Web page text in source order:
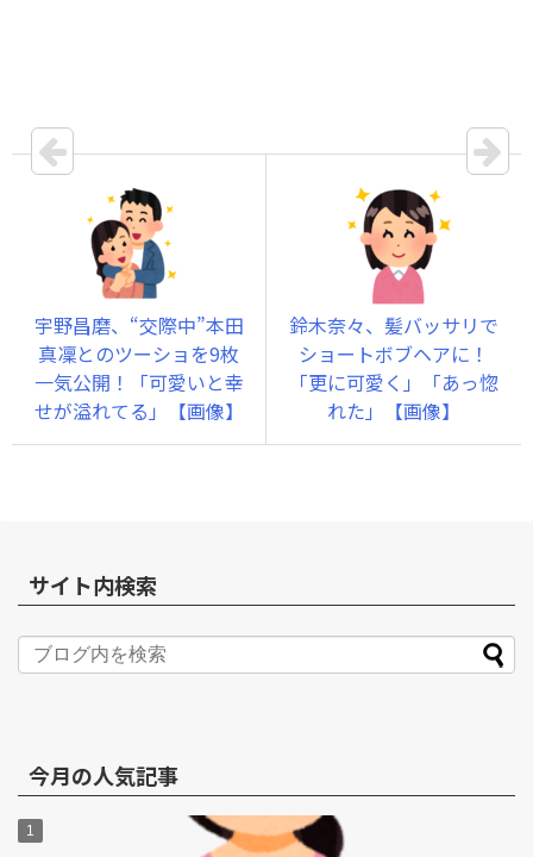
宇野昌磨、“交際中”本田
真凜とのツーショを9枚
一気公開！「可愛いと幸
せが溢れてる」【画像】
鈴木奈々、髪バッサリで
ショートボブヘアに！
「更に可愛く」「あっ惚
れた」【画像】
サイト内検索
今月の人気記事